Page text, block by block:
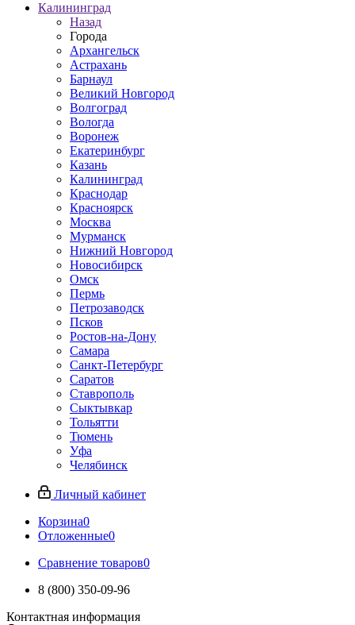
Калининград
Назад
Города
Архангельск
Астрахань
Барнаул
Великий Новгород
Волгоград
Вологда
Воронеж
Екатеринбург
Казань
Калининград
Краснодар
Красноярск
Москва
Мурманск
Нижний Новгород
Новосибирск
Омск
Пермь
Петрозаводск
Псков
Ростов-на-Дону
Самара
Санкт-Петербург
Саратов
Ставрополь
Сыктывкар
Тольятти
Тюмень
Уфа
Челябинск
Личный кабинет
Корзина0
Отложенные0
Сравнение товаров0
8 (800) 350-09-96
Контактная информация